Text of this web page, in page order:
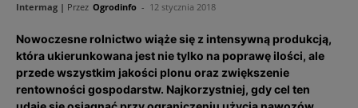
Intermag | Przez Ogrodinfo - 12 stycznia 2018
Nowoczesne rolnictwo wiąże się z intensywną produkcją,
która ukierunkowana jest nie tylko na poprawę ilości, ale
przede wszystkim jakości plonu oraz zwiększenie
rentowności gospodarstw. Najkorzystniej, gdy cel ten